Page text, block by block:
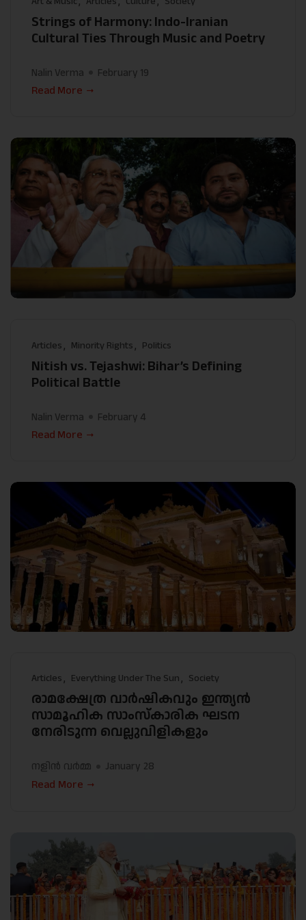
Strings of Harmony: Indo-Iranian
Cultural Ties Through Music and Poetry
Nalin Verma
February 19
Read More
Articles Minority Rights Politics
Nitish vs. Tejashwi: Bihar’s Defining
Political Battle
Nalin Verma
February 4
Read More
Articles Everything Under The Sun Society
രാമക്ഷേത്ര വാർഷികവും ഇന്ത്യൻ
സാമൂഹിക സാംസ്കാരിക ഘടന
നേരിടുന്ന വെല്ലുവിളികളും
നളിൻ വർമ്മ January 28
Read More